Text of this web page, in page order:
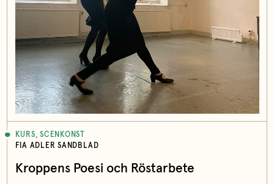
KURS, SCENKONST
FIA ADLER SANDBLAD
Kroppens Poesi och Röstarbete